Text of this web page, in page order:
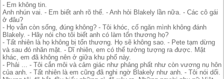
- Em không tin.
Anh nhún vai. - Em biết anh rõ thế. - Anh hỏi Blakely lần nữa. - Các cô gái
ở đâu?
- Họ vẫn còn sống, đúng không? - Tôi khóc, cố ngăn mình không đánh
Blakely. - Hãy nói cho tôi biết anh có làm tổn thương họ?
- Tất nhiên là họ không bị tổn thương. Họ sẽ không sao. - Pete tạm dừng
và sau đó nhăn mặt. - Dĩ nhiên, em có thể tưởng tượng ra được. Mặt
khác, em đã không nên ở giữa khu phố này.
- Phải ... - Tôi cắn môi và cảm giác như phảng phất như còn vương nụ hôn
của anh. - Tất nhiên là em cũng đã nghi ngờ Blakely như anh. - Tôi nói dối.